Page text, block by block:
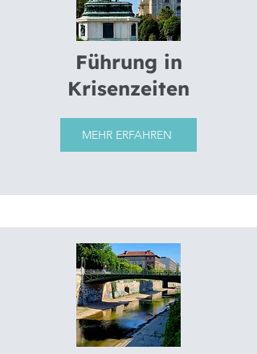
Führung in
Krisenzeiten
MEHR ERFAHREN